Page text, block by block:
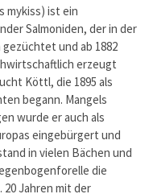
mykiss) ist ein
Salmoniden, der in der
und ab 1882
erzeugt
Köttl, die 1895 als
begann. Mangels
wurde er auch als
eingebürgert und
in vielen Bächen und
die
Jahren mit der